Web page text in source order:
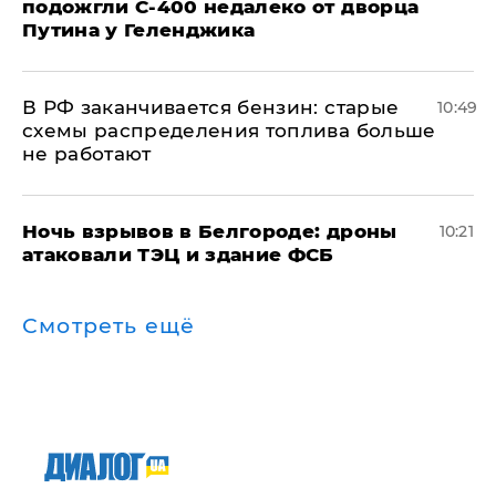
подожгли С-400 недалеко от дворца
Путина у Геленджика
​В РФ заканчивается бензин: старые
схемы распределения топлива больше
не работают
10:49
​Ночь взрывов в Белгороде: дроны
атаковали ТЭЦ и здание ФСБ
10:21
Смотреть ещё